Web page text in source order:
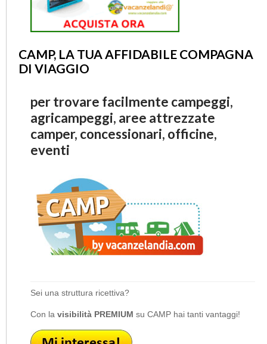
CAMP, LA TUA AFFIDABILE COMPAGNA
DI VIAGGIO
per trovare facilmente campeggi,
agricampeggi, aree attrezzate
camper, concessionari, officine,
eventi
Sei una struttura ricettiva?
Con la visibilità PREMIUM su CAMP hai tanti vantaggi!